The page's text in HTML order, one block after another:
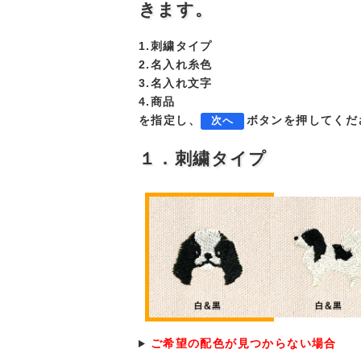
きます。
1.刺繍タイプ
2.名入れ糸色
3.名入れ文字
4.商品
を指定し、
次へ ボタンを押してくだ
１．刺繍タイプ
ご希望の配色が見つからない場合